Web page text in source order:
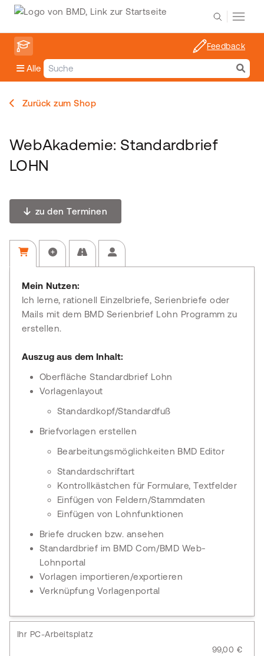
Alle
Feedback
Zurück zum Shop
WebAkademie: Standardbrief
LOHN
zu den Terminen
Mein Nutzen:
Ich lerne, rationell Einzelbriefe, Serienbriefe oder
Mails mit dem BMD Serienbrief Lohn Programm zu
erstellen.
Auszug aus dem Inhalt:
Oberfläche Standardbrief Lohn
Vorlagenlayout
Standardkopf/Standardfuß
Briefvorlagen erstellen
Bearbeitungsmöglichkeiten BMD Editor
Standardschriftart
Kontrollkästchen für Formulare, Textfelder
Einfügen von Feldern/Stammdaten
Einfügen von Lohnfunktionen
Briefe drucken bzw. ansehen
Standardbrief im BMD Com/BMD Web-
Lohnportal
Vorlagen importieren/exportieren
Verknüpfung Vorlagenportal
Ihr PC-Arbeitsplatz
99,00 €